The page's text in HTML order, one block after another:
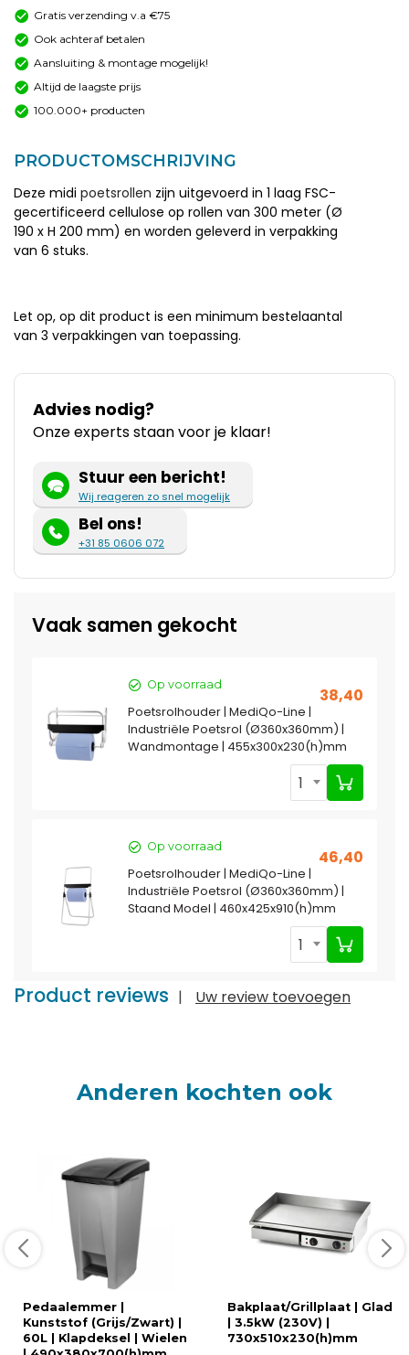
Gratis verzending v.a €75
Ook achteraf betalen
Aansluiting & montage mogelijk!
Altijd de laagste prijs
100.000+ producten
PRODUCTOMSCHRIJVING
Deze midi poetsrollen zijn uitgevoerd in 1 laag FSC-
gecertificeerd cellulose op rollen van 300 meter (Ø
190 x H 200 mm) en worden geleverd in verpakking
van 6 stuks.
Let op, op dit product is een minimum bestelaantal
van 3 verpakkingen van toepassing.
Advies nodig?
Onze experts staan voor je klaar!
Stuur een bericht!
Wij reageren zo snel mogelijk
Bel ons!
+31 85 0606 072
Vaak samen gekocht
Op voorraad
38,40
Poetsrolhouder | MediQo-Line |
Industriële Poetsrol (Ø360x360mm) |
Wandmontage | 455x300x230(h)mm
1
Op voorraad
46,40
Poetsrolhouder | MediQo-Line |
Industriële Poetsrol (Ø360x360mm) |
Staand Model | 460x425x910(h)mm
1
Product reviews | Uw review toevoegen
Anderen kochten ook
Pedaalemmer |
Kunststof (Grijs/Zwart) |
60L | Klapdeksel | Wielen
Bakplaat/Grillplaat | Glad
| 3.5kW (230V) |
730x510x230(h)mm